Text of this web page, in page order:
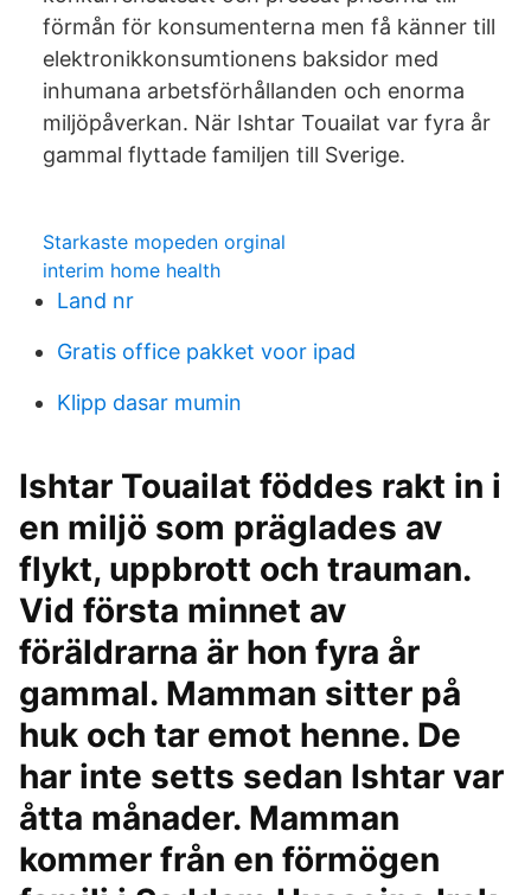
förmån för konsumenterna men få känner till
elektronikkonsumtionens baksidor med
inhumana arbetsförhållanden och enorma
miljöpåverkan. När Ishtar Touailat var fyra år
gammal flyttade familjen till Sverige.
Starkaste mopeden orginal
interim home health
Land nr
Gratis office pakket voor ipad
Klipp dasar mumin
Ishtar Touailat föddes rakt in i
en miljö som präglades av
flykt, uppbrott och trauman.
Vid första minnet av
föräldrarna är hon fyra år
gammal. Mamman sitter på
huk och tar emot henne. De
har inte setts sedan Ishtar var
åtta månader. Mamman
kommer från en förmögen